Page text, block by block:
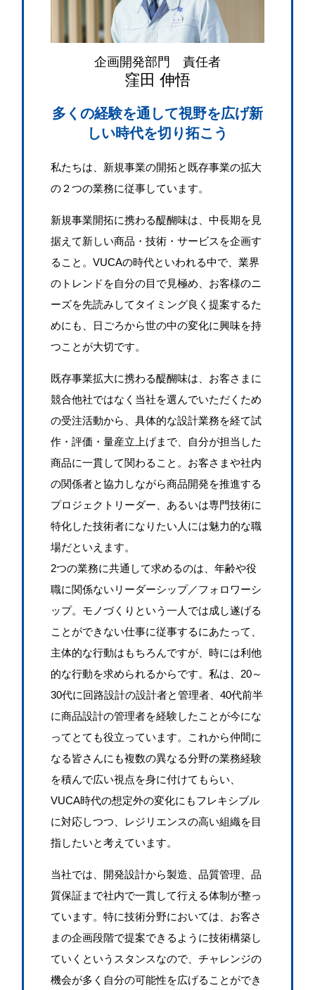
NEWS
COMPANY
アール・ビー・コントロールズについて
企画開発部門 責任者
窪田 伸悟
多くの経験を通して視野を広げ新
しい時代を切り拓こう
私たちは、新規事業の開拓と既存事業の拡大
の２つの業務に従事しています。
新規事業開拓に携わる醍醐味は、中長期を見
据えて新しい商品・技術・サービスを企画す
ること。VUCAの時代といわれる中で、業界
のトレンドを自分の目で見極め、お客様のニ
ーズを先読みしてタイミング良く提案するた
めにも、日ごろから世の中の変化に興味を持
つことが大切です。
既存事業拡大に携わる醍醐味は、お客さまに
競合他社ではなく当社を選んでいただくため
の受注活動から、具体的な設計業務を経て試
作・評価・量産立上げまで、自分が担当した
商品に一貫して関わること。お客さまや社内
の関係者と協力しながら商品開発を推進する
プロジェクトリーダー、あるいは専門技術に
特化した技術者になりたい人には魅力的な職
場だといえます。
2つの業務に共通して求めるのは、年齢や役
職に関係ないリーダーシップ／フォロワーシ
ップ。モノづくりという一人では成し遂げる
ことができない仕事に従事するにあたって、
主体的な行動はもちろんですが、時には利他
的な行動を求められるからです。私は、20～
30代に回路設計の設計者と管理者、40代前半
に商品設計の管理者を経験したことが今にな
ってとても役立っています。これから仲間に
なる皆さんにも複数の異なる分野の業務経験
を積んで広い視点を身に付けてもらい、
VUCA時代の想定外の変化にもフレキシブル
に対応しつつ、レジリエンスの高い組織を目
指したいと考えています。
当社では、開発設計から製造、品質管理、品
質保証まで社内で一貫して行える体制が整っ
ています。特に技術分野においては、お客さ
まの企画段階で提案できるように技術構築し
ていくというスタンスなので、チャレンジの
機会が多く自分の可能性を広げることができ